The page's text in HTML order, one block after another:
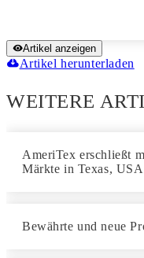
Artikel anzeigen
Artikel herunterladen
WEITERE
AmeriTex erschließt
Märkte in Texas, USA
Bewährte und neue